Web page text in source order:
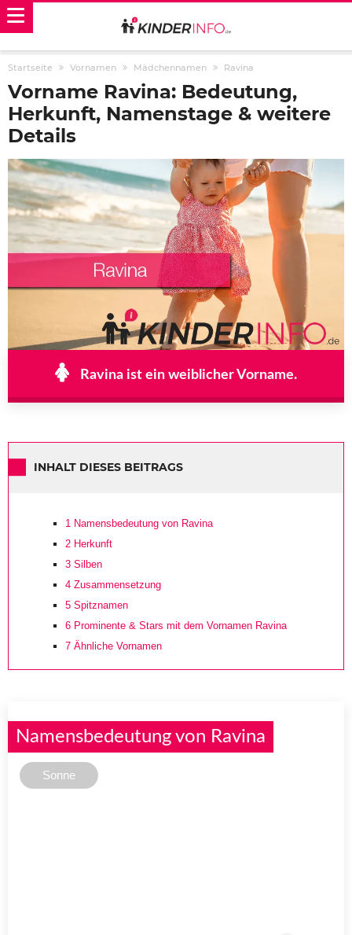
Startseite Vornamen Mädchennamen Ravina
Vorname Ravina: Bedeutung,
Herkunft, Namenstage & weitere
Details
Ravina ist ein weiblicher Vorname.
INHALT DIESES BEITRAGS
1 Namensbedeutung von Ravina
2 Herkunft
3 Silben
4 Zusammensetzung
5 Spitznamen
6 Prominente & Stars mit dem Vornamen Ravina
7 Ähnliche Vornamen
Namensbedeutung von Ravina
Sonne